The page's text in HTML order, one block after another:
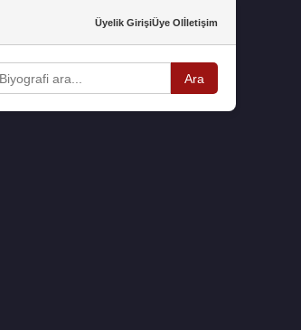
Üyelik GirişiÜye Olİletişim
Ara